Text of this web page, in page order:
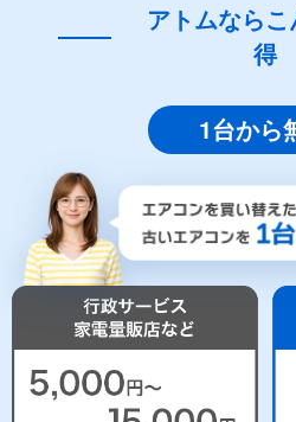
アトムなら
得
1台から